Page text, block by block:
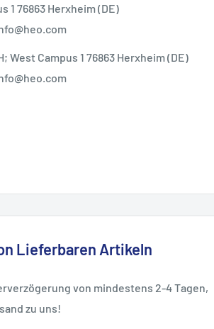
1 76863 Herxheim (DE)
West Campus 1 76863 Herxheim (DE)
Lieferbaren Artikeln
von mindestens 2-4 Tagen,
zu uns!